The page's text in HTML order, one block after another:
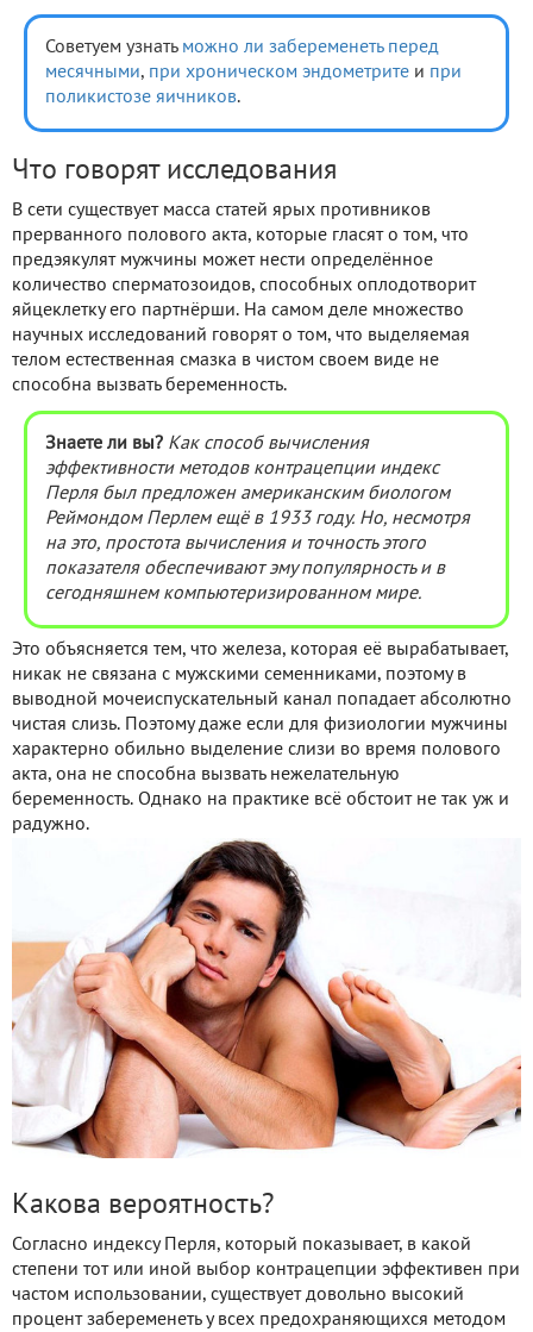
Советуем узнать можно ли забеременеть перед
месячными, при хроническом эндометрите и при
поликистозе яичников.
Что говорят исследования
В сети существует масса статей ярых противников
прерванного полового акта, которые гласят о том, что
предэякулят мужчины может нести определённое
количество сперматозоидов, способных оплодотворит
яйцеклетку его партнёрши. На самом деле множество
научных исследований говорят о том, что выделяемая
телом естественная смазка в чистом своем виде не
способна вызвать беременность.
Знаете ли вы? Как способ вычисления
эффективности методов контрацепции индекс
Перля был предложен американским биологом
Реймондом Перлем ещё в 1933 году. Но, несмотря
на это, простота вычисления и точность этого
показателя обеспечивают эму популярность и в
сегодняшнем компьютеризированном мире.
Это объясняется тем, что железа, которая её вырабатывает,
никак не связана с мужскими семенниками, поэтому в
выводной мочеиспускательный канал попадает абсолютно
чистая слизь. Поэтому даже если для физиологии мужчины
характерно обильно выделение слизи во время полового
акта, она не способна вызвать нежелательную
беременность. Однако на практике всё обстоит не так уж и
радужно.
Какова вероятность?
Согласно индексу Перля, который показывает, в какой
степени тот или иной выбор контрацепции эффективен при
частом использовании, существует довольно высокий
процент забеременеть у всех предохраняющихся методом